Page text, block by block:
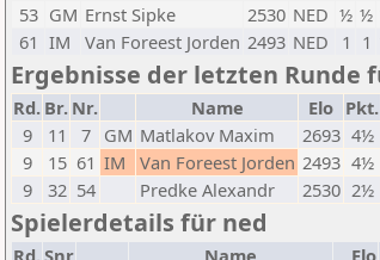
53 GM Ernst Sipke 2530 NED ½ ½
61 IM Van Foreest Jorden 2493 NED 1 1
Ergebnisse der letzten Runde
Rd. Br. Nr. Name Elo Pkt.
9
11 7 GM Matlakov Maxim 2693 4½
9
15 61 IM Van Foreest Jorden 2493 4½
9
32 54 Predke Alexandr 2530 2½
Spielerdetails für ned
Rd.Snr Name Elo